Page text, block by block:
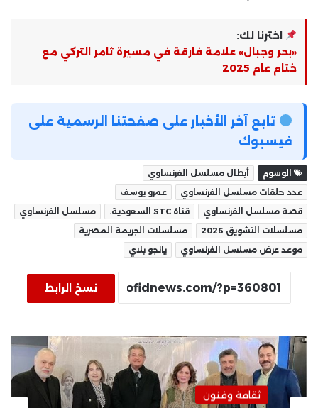
اخترنا لك:
«بحر وجبال» علامة فارقة في مسيرة ثامر التركي مع
ختام عام 2025
تابع آخر الأخبار على صفحتنا الرسمية على
فيسبوك
الوسوم
أبطال مسلسل الفرنساوي
عدد حلقات مسلسل الفرنساوي
عمرو يوسف
قصة مسلسل الفرنساوي
قناة STC السعودية.
مسلسل الفرنساوي
مسلسلات التشويق 2026
مسلسلات الجريمة المصرية
موعد عرض مسلسل الفرنساوي
يانجو بلاي
نسخ الرابط
ثقافة وفنون